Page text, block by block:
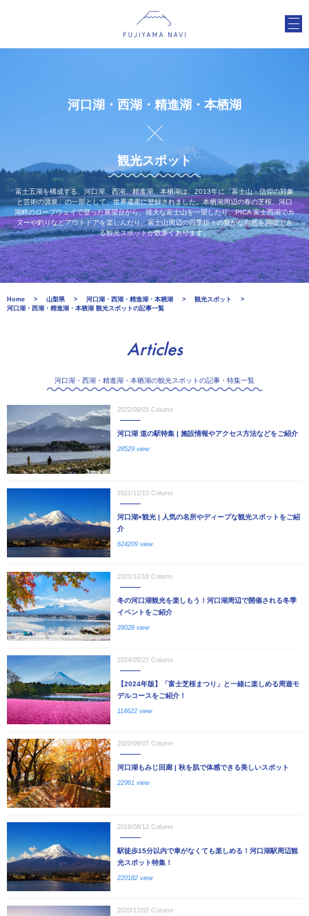
河口湖・西湖・精進湖・本栖湖
観光スポット
富士五湖を構成する、河口湖、西湖、精進湖、本栖湖は、2013年に「富士山－信仰の対象
と芸術の源泉」の一部として、世界遺産に登録されました。本栖湖周辺の春の芝桜、河口
湖畔のロープウェイで登った展望台から、雄大な富士山を一望したり、PICA 富士西湖でカ
ヌーや釣りなどアウトドアを楽しんだり、富士山周辺の四季折々の豊かな自然を満喫でき
る観光スポットが数多くあります。
Home 山梨県 河口湖・西湖・精進湖・本栖湖
観光スポット
河口湖・西湖・精進湖・本栖湖 観光スポットの記事一覧
Articles
河口湖・西湖・精進湖・本栖湖の観光スポットの記事・特集一覧
2022/09/05 Column
河口湖 道の駅特集 | 施設情報やアクセス方法などをご紹介
28529 view
2021/12/10 Column
河口湖×観光 | 人気の名所やディープな観光スポットをご紹
介
624209 view
2021/12/10 Column
冬の河口湖観光を楽しもう！河口湖周辺で開催される冬季
イベントをご紹介
39028 view
2024/05/27 Column
【2024年版】「富士芝桜まつり」と一緒に楽しめる周遊モ
デルコースをご紹介！
114622 view
2022/09/07 Column
河口湖もみじ回廊 | 秋を肌で体感できる美しいスポット
22961 view
2018/08/12 Column
駅徒歩15分以内で車がなくても楽しめる！河口湖駅周辺観
光スポット特集！
220182 view
2020/12/02 Column